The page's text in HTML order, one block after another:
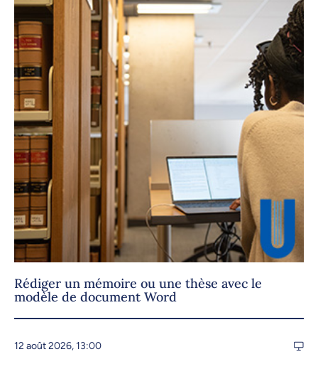
Rédiger un mémoire ou une thèse avec le
modèle de document Word
12 août 2026, 13:00